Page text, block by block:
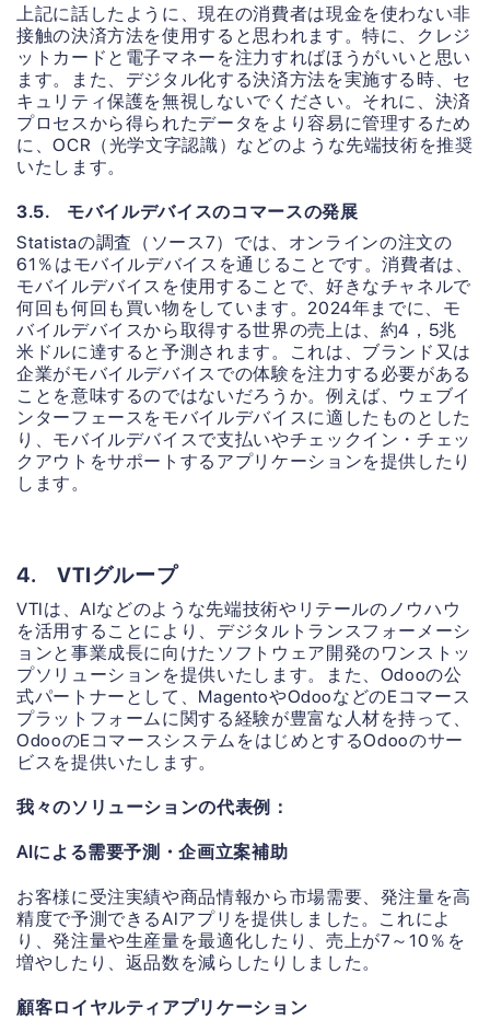
上記に話したように、現在の消費者は現金を使わない非
接触の決済方法を使用すると思われます。特に、クレジ
ットカードと電子マネーを注力すればほうがいいと思い
ます。また、デジタル化する決済方法を実施する時、セ
キュリティ保護を無視しないでください。それに、決済
プロセスから得られたデータをより容易に管理するため
に、OCR（光学文字認識）などのような先端技術を推奨
いたします。
3.5. モバイルデバイスのコマースの発展
Statistaの調査（ソース7）では、オンラインの注文の
61％はモバイルデバイスを通じることです。消費者は、
モバイルデバイスを使用することで、好きなチャネルで
何回も何回も買い物をしています。2024年までに、モ
バイルデバイスから取得する世界の売上は、約4，5兆
米ドルに達すると予測されます。これは、ブランド又は
企業がモバイルデバイスでの体験を注力する必要がある
ことを意味するのではないだろうか。例えば、ウェブイ
ンターフェースをモバイルデバイスに適したものとした
り、モバイルデバイスで支払いやチェックイン・チェッ
クアウトをサポートするアプリケーションを提供したり
します。
4. VTIグループ
VTIは、AIなどのような先端技術やリテールのノウハウ
を活用することにより、デジタルトランスフォーメーシ
ョンと事業成長に向けたソフトウェア開発のワンストッ
プソリューションを提供いたします。また、Odooの公
式パートナーとして、MagentoやOdooなどのEコマース
プラットフォームに関する経験が豊富な人材を持って、
OdooのEコマースシステムをはじめとするOdooのサー
ビスを提供いたします。
我々のソリューションの代表例：
AIによる需要予測・企画立案補助
お客様に受注実績や商品情報から市場需要、発注量を高
精度で予測できるAIアプリを提供しました。これによ
り、発注量や生産量を最適化したり、売上が7～10％を
増やしたり、返品数を減らしたりしました。
顧客ロイヤルティアプリケーション